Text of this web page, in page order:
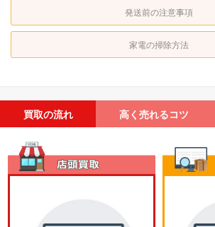
発送前の注意事項
家電の掃除方法
買取の流れ 高く売れるコツ